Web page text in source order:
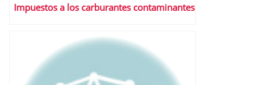
Impuestos a los carburantes contaminantes